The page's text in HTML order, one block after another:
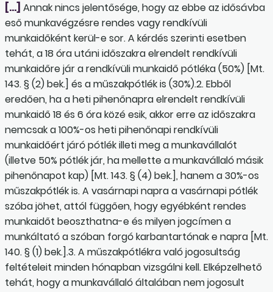
[…] Annak nincs jelentősége, hogy az ebbe az idősávba
eső munkavégzésre rendes vagy rendkívüli
munkaidőként kerül-e sor. A kérdés szerinti esetben
tehát, a 18 óra utáni időszakra elrendelt rendkívüli
munkaidőre jár a rendkívüli munkaidő pótléka (50%) [Mt.
143. § (2) bek.] és a műszakpótlék is (30%).2. Ebből
eredően, ha a heti pihenőnapra elrendelt rendkívüli
munkaidő 18 és 6 óra közé esik, akkor erre az időszakra
nemcsak a 100%-os heti pihenőnapi rendkívüli
munkaidőért járó pótlék illeti meg a munkavállalót
(illetve 50% pótlék jár, ha mellette a munkavállaló másik
pihenőnapot kap) [Mt. 143. § (4) bek.], hanem a 30%-os
műszakpótlék is. A vasárnapi napra a vasárnapi pótlék
szóba jöhet, attól függően, hogy egyébként rendes
munkaidőt beoszthatna-e és milyen jogcímen a
munkáltató a szóban forgó karbantartónak e napra [Mt.
140. § (1) bek.].3. A műszakpótlékra való jogosultság
feltételeit minden hónapban vizsgálni kell. Elképzelhető
tehát, hogy a munkavállaló általában nem jogosult